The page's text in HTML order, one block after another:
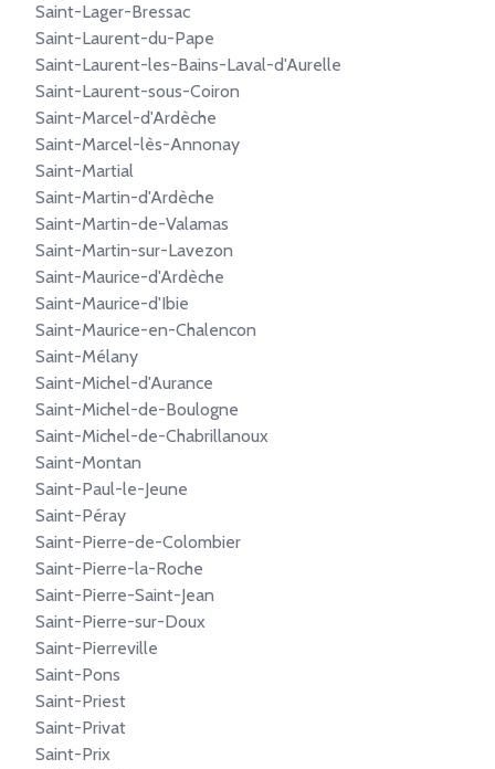
Saint-Lager-Bressac
Saint-Laurent-du-Pape
Saint-Laurent-les-Bains-Laval-d'Aurelle
Saint-Laurent-sous-Coiron
Saint-Marcel-d'Ardèche
Saint-Marcel-lès-Annonay
Saint-Martial
Saint-Martin-d'Ardèche
Saint-Martin-de-Valamas
Saint-Martin-sur-Lavezon
Saint-Maurice-d'Ardèche
Saint-Maurice-d'Ibie
Saint-Maurice-en-Chalencon
Saint-Mélany
Saint-Michel-d'Aurance
Saint-Michel-de-Boulogne
Saint-Michel-de-Chabrillanoux
Saint-Montan
Saint-Paul-le-Jeune
Saint-Péray
Saint-Pierre-de-Colombier
Saint-Pierre-la-Roche
Saint-Pierre-Saint-Jean
Saint-Pierre-sur-Doux
Saint-Pierreville
Saint-Pons
Saint-Priest
Saint-Privat
Saint-Prix